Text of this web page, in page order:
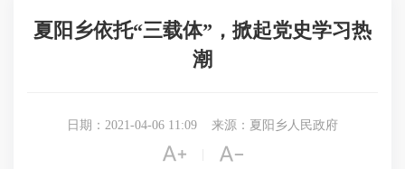
夏阳乡依托“三载体”，掀起党史学习热
潮
日期：2021-04-06 11:09 来源：夏阳乡人民政府
 